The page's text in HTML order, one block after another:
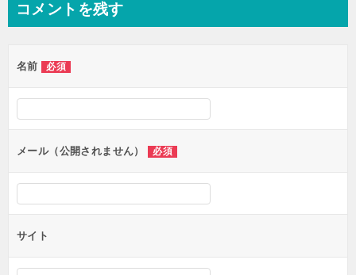
ビ
ー
シ
ョ
ン
コメントを残す
名前 必須
メール（公開されません） 必須
サイト